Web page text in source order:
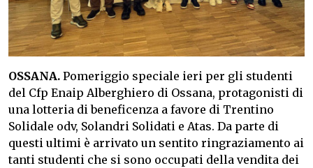
OSSANA. Pomeriggio speciale ieri per gli studenti
del Cfp Enaip Alberghiero di Ossana, protagonisti di
una lotteria di beneficenza a favore di Trentino
Solidale odv, Solandri Solidati e Atas. Da parte di
questi ultimi è arrivato un sentito ringraziamento ai
tanti studenti che si sono occupati della vendita dei